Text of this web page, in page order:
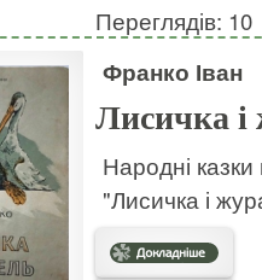
Переглядів: 10
Франко Іван
Лисичка і
Народні
"Лисичка і